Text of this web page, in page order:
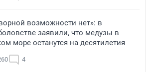
возможности нет»: в
заявили, что медузы в
море останутся на десятилетия
4